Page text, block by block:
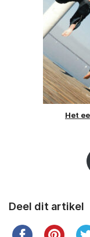
Het
Deel dit artikel